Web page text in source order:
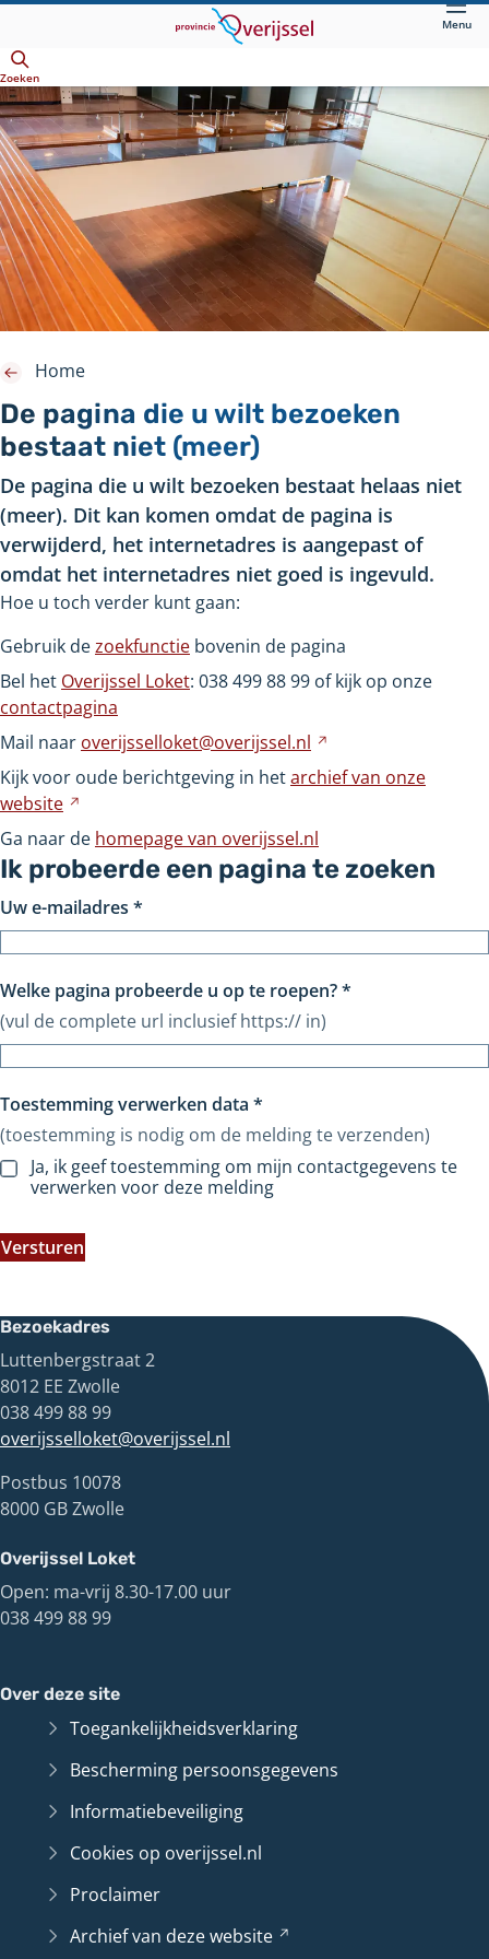
hoofdinhoud
Menu
Zoeken
De pagina die u wilt bezoeken
bestaat niet (meer)
Home
De pagina die u wilt bezoeken bestaat helaas niet
(meer). Dit kan komen omdat de pagina is
verwijderd, het internetadres is aangepast of
omdat het internetadres niet goed is ingevuld.
Hoe u toch verder kunt gaan:
Gebruik dezoekfunctie bovenin de pagina
Bel het Overijssel Loket: 0384998899 of kijk op onze
contactpagina
Mail naar overijsselloket@overijssel.nl
naar
Kijk voor oude berichtgeving in hetarchief van onze
website
naar
andere
website
Ga naar de homepage van overijssel.nl
Ik probeerde een pagina te zoeken
Uw e-mailadres *
Welke pagina probeerde u op te roepen?*
(vul de complete url inclusief https:// in)
Toestemming verwerken data *
(toestemming is nodig om de melding te verzenden)
Ja, ik geef toestemming om mijn contactgegevens te
verwerken voor deze melding
Versturen
Bezoekadres
Luttenbergstraat 2
8012 EE Zwolle
038 499 88 99
overijsselloket@overijssel.nl
Postbus 10078
8000 GB Zwolle
Overijssel Loket
Open: ma-vrij 8.30-17.00 uur
038 499 88 99
Over deze site
Toegankelijkheidsverklaring
Bescherming persoonsgegevens
Informatiebeveiliging
Cookies op overijssel.nl
Proclaimer
Archief van dezewebsite